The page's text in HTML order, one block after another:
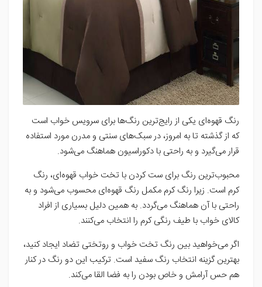
رنگ قهوه‌ای یکی از رایج‌ترین رنگ‌ها برای سرویس خواب است
که از گذشته تا به امروز، در سبک‌های سنتی و مدرن مورد استفاده
قرار می‌گیرد و به راحتی با دکوراسیون هماهنگ می‌شود.
محبوب‌ترین رنگ برای ست کردن با تخت خواب قهوه‌ای، رنگ
کرم است. زیرا رنگ کرم مکمل رنگ قهوه‌ای محسوب می‌شود و به
راحتی با آن هماهنگ می‌گردد. به همین دلیل بسیاری از افراد
کالای خواب با طیف رنگی کرم را انتخاب می‌کنند.
اگر می‌خواهید بین رنگ تخت خواب و روتختی تضاد ایجاد کنید،
بهترین گزینه انتخاب رنگ سفید است. ترکیب این دو رنگ در کنار
هم حس آرامش و خاص بودن را به فضا القا می‌کند.